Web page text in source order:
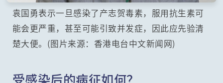
袁国勇表示一旦感染了产志贺毒素，服用抗生素可
能会更严重，甚至可能引致并发症，因此应先验清
楚大便。(图片来源：香港电台中文新闻网)
受感染后的病征如何？